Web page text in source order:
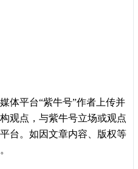
体平台“紫牛号”作者上传并
观点，与紫牛号立场或观点
台。如因文章内容、版权等